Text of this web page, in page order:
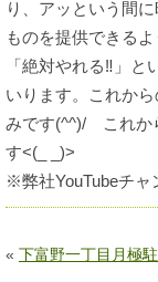
り、アッという間
ものを提供できる
「絶対やれる‼」
いります。これか
みです(^^)/ これか
す<(_ _)>
※弊社YouTubeチ
« 下富野一丁目月極